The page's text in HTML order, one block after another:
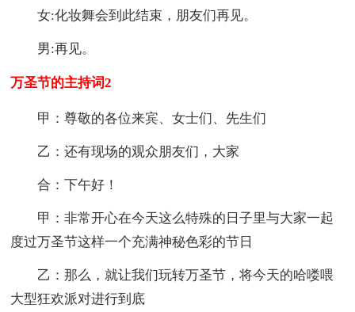
女:化妆舞会到此结束，朋友们再见。
男:再见。
万圣节的主持词2
甲：尊敬的各位来宾、女士们、先生们
乙：还有现场的观众朋友们，大家
合：下午好！
甲：非常开心在今天这么特殊的日子里与大家一起
度过万圣节这样一个充满神秘色彩的节日
乙：那么，就让我们玩转万圣节，将今天的哈喽喂
大型狂欢派对进行到底